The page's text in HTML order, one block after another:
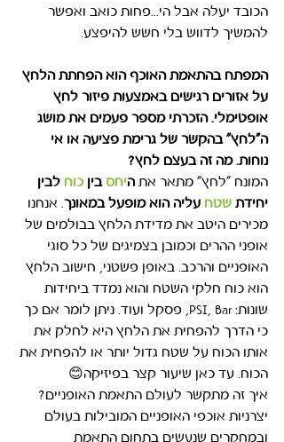
הכובד יעלה אבל הי...פחות כואב ואפשר
להמשיך לדווש בלי חשש להיפצע.
המפתח בהתאמת האוכף הוא הפחתת הלחץ
על אזורים רגישים באמצעות פיזור לחץ
אופטימלי. הזכרתי מספר פעמים את מושג
ה"לחץ" בהקשר של גרימת פציעה או אי
נוחות. מה זה בעצם לחץ?
המונח "לחץ" מתאר את היחס בין כוח לבין
יחידת שטח עליה הוא מופעל במאונך. אנחנו
מכירים היטב את מדידת הלחץ בבולמים של
אופני ההרים וכמובן בצמיגים של כל סוגי
האופניים והרכב. באופן פשטני, חישוב הלחץ
הוא כוח חלקי השטח והוא נמדד ביחידות
שונות: PSI, Bar, פסקל ועוד. ניתן לומר אם כך
כי הדרך להפחית את הלחץ היא לחלק את
אותו הכוח על שטח גדול יותר או להפחית את
הכוח. עד כאן שיעור קצר בפיזיקה😊
איך זה מתקשר לעולם התאמת האופניים?
יצרניות אוכפי האופניים המובילות בעולם
ובמחקרים שנעשים בתחום התאמת